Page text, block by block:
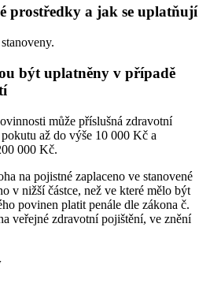
prostředky a jak se uplatňují
být uplatněny v případě
může příslušná zdravotní
až do výše 10 000 Kč a
000 Kč.
na pojistné zaplaceno ve stanovené
v nižší částce, než ve které mělo být
povinen platit penále dle zákona č.
veřejné zdravotní pojištění, ve znění